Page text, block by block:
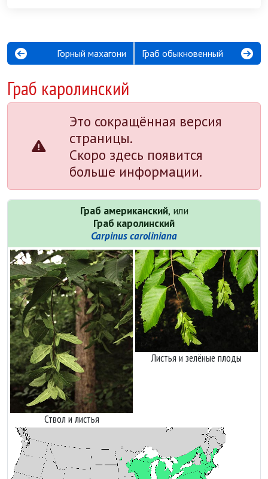
Горный махагони Граб обыкновенный
Граб каролинский
Это сокращённая версия
страницы.
Скоро здесь появится
больше информации.
Граб американский, или
Граб каролинский
Carpinus caroliniana
Ствол и листья
Листья и зелёные плоды